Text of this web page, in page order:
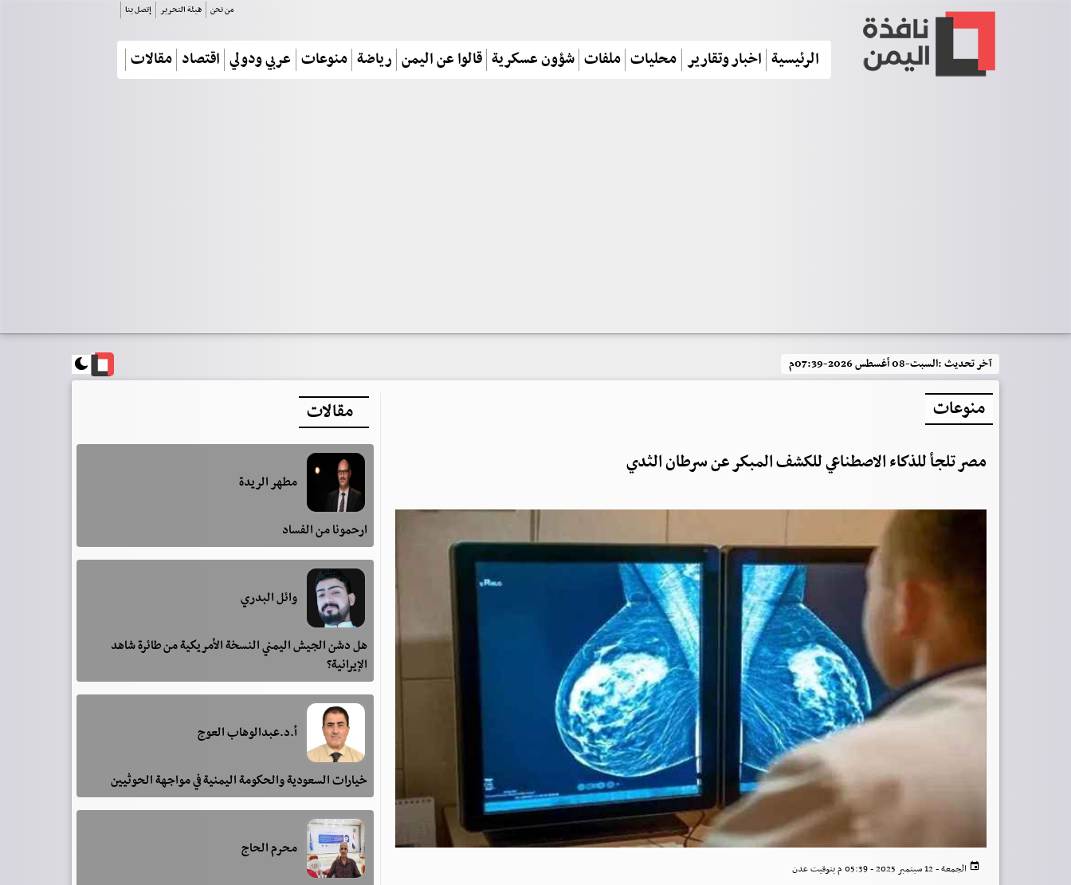
من نحن هيئة التحرير إتصل بنا
الرئيسية اخبار وتقارير محليات ملفات شؤون عسكرية قالوا عن اليمن رياضة منوعات عربي ودولي اقتصاد مقالات
آخر تحديث :السبت-08 أغسطس 2026-07:39م
منوعات
مصر تلجأ للذكاء الاصطناعي للكشف المبكر عن سرطان الثدي
الجمعة - 12 سبتمبر 2025 - 05:39 م بتوقيت عدن
مقالات
مطهر الريدة
ارحمونا من الفساد
وائل البدري
هل دشن الجيش اليمني النسخة الأمريكية من طائرة شاهد
الإيرانية؟
أ.د.عبدالوهاب العوج
خيارات السعودية والحكومة اليمنية في مواجهة الحوثيين
محرم الحاج